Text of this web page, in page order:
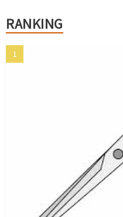
RANKING